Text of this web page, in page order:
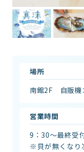
体験学習プログラム
海の仲間たち
ショップ・レストラ
場所
南館2F 自販機
営業時間
9：30～最終受
※貝が無くなり